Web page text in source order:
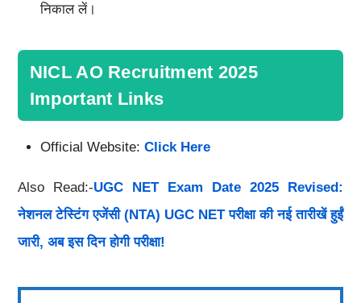
निकाल लें।
NICL AO Recruitment 2025
Important Links
Official Website: Click Here
Also Read:-UGC NET Exam Date 2025 Revised:
नेशनल टेस्टिंग एजेंसी (NTA) UGC NET परीक्षा की नई तारीखें हुईं
जारी, अब इस दिन होगी परीक्षा!